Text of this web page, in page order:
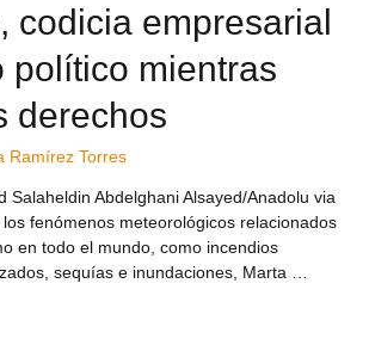
codicia empresarial
político mientras
derechos
Ramírez Torres
Salaheldin Abdelghani Alsayed/Anadolu via
fenómenos meteorológicos relacionados
en todo el mundo, como incendios
sequías e inundaciones, Marta …